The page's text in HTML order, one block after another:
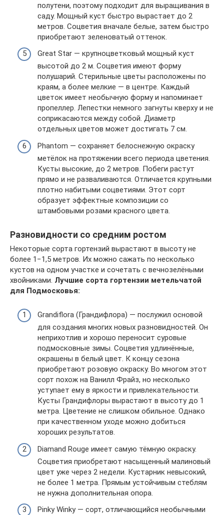
полутени, поэтому подходит для выращивания в
саду. Мощный куст быстро вырастает до 2
метров. Соцветия вначале белые, затем быстро
приобретают зеленоватый оттенок.
Great Star — крупноцветковый мощный куст
высотой до 2 м. Соцветия имеют форму
полушарий. Стерильные цветы расположены по
краям, а более мелкие — в центре. Каждый
цветок имеет необычную форму и напоминает
пропеллер. Лепестки немного загнуты кверху и не
соприкасаются между собой. Диаметр
отдельных цветов может достигать 7 см.
Phantom — сохраняет белоснежную окраску
метёлок на протяжении всего периода цветения.
Кусты высокие, до 2 метров. Побеги растут
прямо и не разваливаются. Отличается крупными
плотно набитыми соцветиями. Этот сорт
образует эффектные композиции со
штамбовыми розами красного цвета.
Разновидности со средним ростом
Некоторые сорта гортензий вырастают в высоту не
более 1−1,5 метров. Их можно сажать по несколько
кустов на одном участке и сочетать с вечнозелёными
хвойниками. Лучшие сорта гортензии метельчатой
для Подмосковья:
Grandiflora (Грандифлора) — послужил основой
для создания многих новых разновидностей. Он
неприхотлив и хорошо переносит суровые
подмосковные зимы. Соцветия удлинённые,
окрашены в белый цвет. К концу сезона
приобретают розовую окраску. Во многом этот
сорт похож на Ванилл Фрайз, но несколько
уступает ему в яркости и привлекательности.
Кусты Грандифлоры вырастают в высоту до 1
метра. Цветение не слишком обильное. Однако
при качественном уходе можно добиться
хороших результатов.
Diamand Rouge имеет самую тёмную окраску.
Соцветия приобретают насыщенный малиновый
цвет уже через 2 недели. Кустарник невысокий,
не более 1 метра. Прямым устойчивым стеблям
не нужна дополнительная опора.
Pinky Winky — сорт, отличающийся необычными